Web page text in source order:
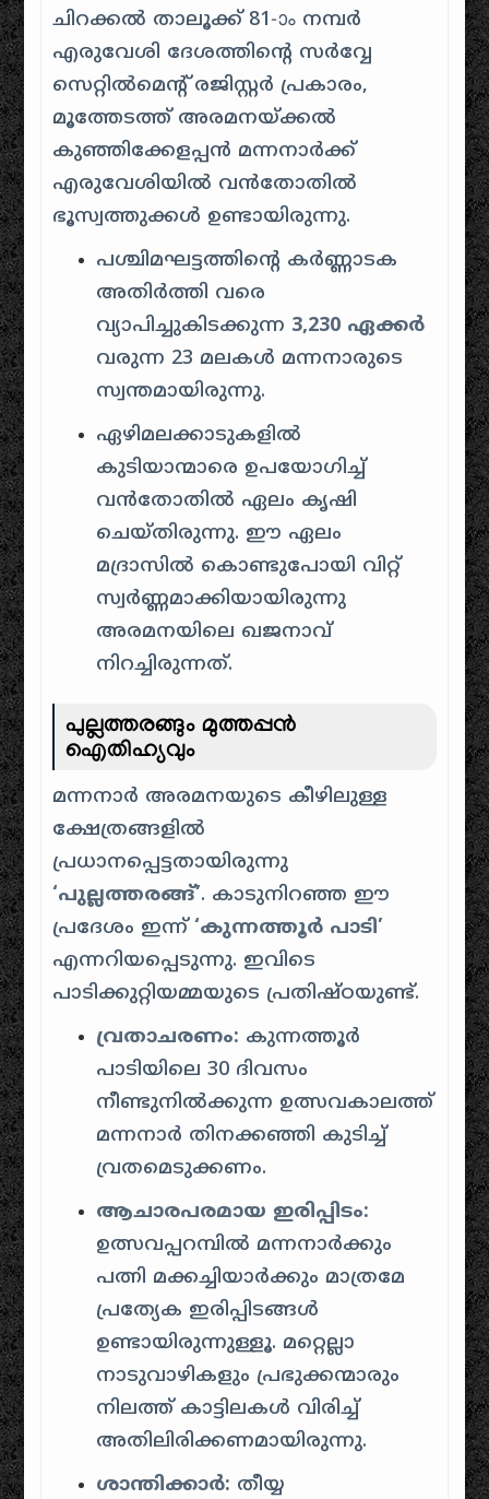
ചിറക്കൽ താലൂക്ക് 81-ാം നമ്പർ
എരുവേശി ദേശത്തിന്റെ സർവ്വേ
സെറ്റിൽമെന്റ് രജിസ്റ്റർ പ്രകാരം,
മൂത്തേടത്ത് അരമനയ്ക്കൽ
കുഞ്ഞിക്കേളപ്പൻ മന്നനാർക്ക്
എരുവേശിയിൽ വൻതോതിൽ
ഭൂസ്വത്തുക്കൾ ഉണ്ടായിരുന്നു.
പശ്ചിമഘട്ടത്തിന്റെ കർണ്ണാടക
അതിർത്തി വരെ
വ്യാപിച്ചുകിടക്കുന്ന 3,230 ഏക്കർ
വരുന്ന 23 മലകൾ മന്നനാരുടെ
സ്വന്തമായിരുന്നു.
ഏഴിമലക്കാടുകളിൽ
കുടിയാന്മാരെ ഉപയോഗിച്ച്
വൻതോതിൽ ഏലം കൃഷി
ചെയ്തിരുന്നു. ഈ ഏലം
മദ്രാസിൽ കൊണ്ടുപോയി വിറ്റ്
സ്വർണ്ണമാക്കിയായിരുന്നു
അരമനയിലെ ഖജനാവ്
നിറച്ചിരുന്നത്.
പുല്ലത്തരങ്ങും മുത്തപ്പൻ
ഐതിഹ്യവും
മന്നനാർ അരമനയുടെ കീഴിലുള്ള
ക്ഷേത്രങ്ങളിൽ
പ്രധാനപ്പെട്ടതായിരുന്നു
‘പുല്ലത്തരങ്ങ്’. കാടുനിറഞ്ഞ ഈ
പ്രദേശം ഇന്ന്‘കുന്നത്തൂർ പാടി’
എന്നറിയപ്പെടുന്നു. ഇവിടെ
പാടിക്കുറ്റിയമ്മയുടെ പ്രതിഷ്ഠയുണ്ട്.
വ്രതാചരണം: കുന്നത്തൂർ
പാടിയിലെ 30 ദിവസം
നീണ്ടുനിൽക്കുന്ന ഉത്സവകാലത്ത്
മന്നനാർ തിനക്കഞ്ഞി കുടിച്ച്
വ്രതമെടുക്കണം.
ആചാരപരമായ ഇരിപ്പിടം:
ഉത്സവപ്പറമ്പിൽ മന്നനാർക്കും
പത്നി മക്കച്ചിയാർക്കും മാത്രമേ
പ്രത്യേക ഇരിപ്പിടങ്ങൾ
ഉണ്ടായിരുന്നുള്ളൂ. മറ്റെല്ലാ
നാടുവാഴികളും പ്രഭുക്കന്മാരും
നിലത്ത് കാട്ടിലകൾ വിരിച്ച്
അതിലിരിക്കണമായിരുന്നു.
ശാന്തിക്കാർ: തീയ്യ